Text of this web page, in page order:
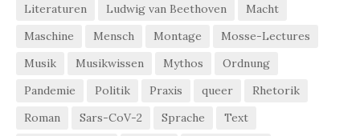
Literaturen
Ludwig van Beethoven
Macht
Maschine
Mensch Montage
Mosse-Lectures
Musik
Musikwissen Mythos
Ordnung
Pandemie
Politik Praxis queer
Rhetorik
Roman
Sars-CoV-2 Sprache
Text